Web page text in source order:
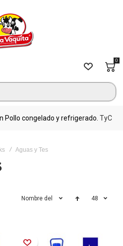
0
Pollo congelado y refrigerado. TyC
Aguas y Tes
Nombre del producto 48
Añadir a la Lista de Deseos